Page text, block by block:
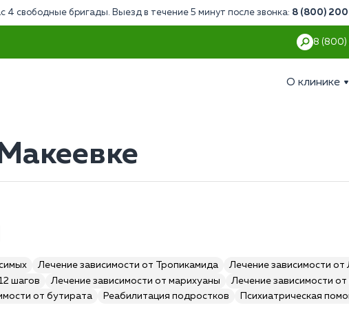
4 свободные бригады. Выезд в течение 5 минут после звонка: 8 (800)
8
О клинике
Лечение зависимости от Тропикамида
Лечение зависимости от
шагов Лечение зависимости от марихуаны
Лечение зависимости от
от бутирата Реабилитация подростков Психиатрическая